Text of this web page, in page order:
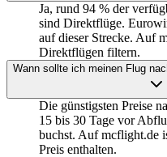
Ja, rund 94 % der
sind Direktflüge.
auf dieser Strecke. Auf
Direktflügen filtern.
Wann sollte ich meinen Flug
Die günstigsten Preise
15 bis 30 Tage vor
buchst. Auf mcflight.de
Preis enthalten.